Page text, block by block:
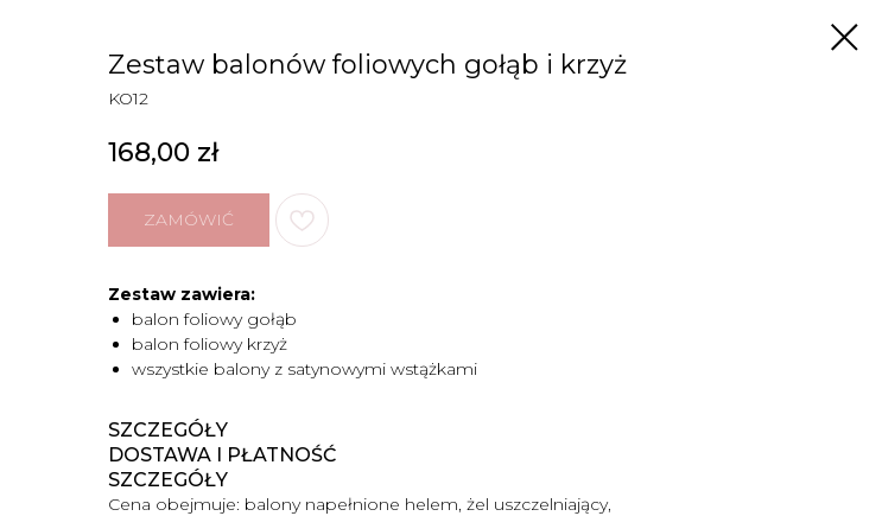
Zestaw balonów foliowych gołąb i krzyż
KO12
168,00 zł
ZAMÓWIĆ
Zestaw zawiera:
balon foliowy gołąb
balon foliowy krzyż
wszystkie balony z satynowymi wstążkami
SZCZEGÓŁY
DOSTAWA I PŁATNOŚĆ
SZCZEGÓŁY
Cena obejmuje: balony napełnione helem, żel uszczelniający,